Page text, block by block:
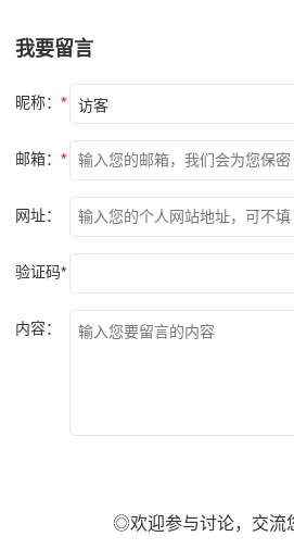
我要留言
昵称： *
邮箱： *
网址：
验证码*
内容：
◎欢迎参与讨论，交流